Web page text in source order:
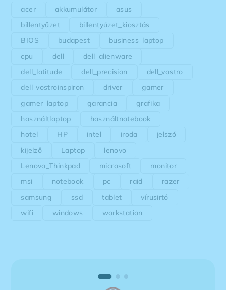
acer akkumulátor
asus
billentyűzet
billentyűzet_kiosztás
BIOS
budapest
business_laptop
cpu
dell
dell_alienware
dell_latitude
dell_precision
dell_vostro
dell_vostroinspiron
driver
gamer
gamer_laptop
garancia
grafika
használtlaptop
használtnotebook
hotel
HP intel iroda
jelszó
kijelző
Laptop
lenovo
Lenovo_Thinkpad
microsoft
monitor
msi
notebook pc raid
razer
samsung
ssd tablet
vírusirtó
wifi
windows workstation